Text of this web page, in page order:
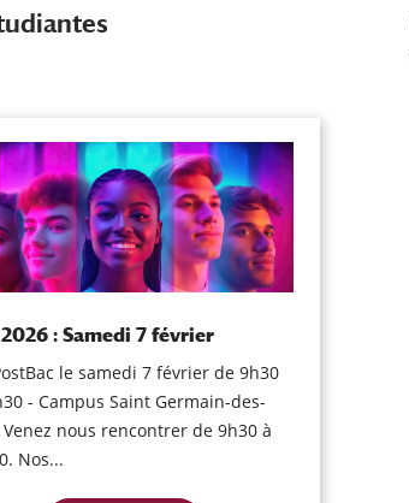
2026 : Samedi 7 février
le samedi 7 février de 9h30
- Campus Saint Germain-des-
Venez nous rencontrer de 9h30 à
Nos...